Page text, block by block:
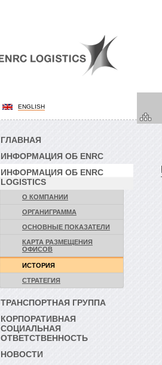
ENGLISH
ГЛАВНАЯ
ИНФОРМАЦИЯ ОБ ENRC
ИНФОРМАЦИЯ ОБ ENRC
LOGISTICS
О КОМПАНИИ
ОРГАНИГРАММА
ОСНОВНЫЕ ПОКАЗАТЕЛИ
КАРТА РАЗМЕЩЕНИЯ
ОФИСОВ
ИСТОРИЯ
СТРАТЕГИЯ
ТРАНСПОРТНАЯ ГРУППА
КОРПОРАТИВНАЯ
СОЦИАЛЬНАЯ
ОТВЕТСТВЕННОСТЬ
НОВОСТИ